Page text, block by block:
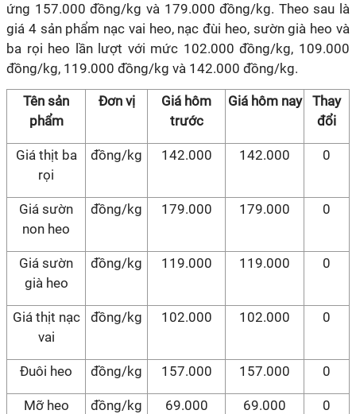
ứng 157.000 đồng/kg và 179.000 đồng/kg. Theo sau là
giá 4 sản phẩm nạc vai heo, nạc đùi heo, sườn già heo và
ba rọi heo lần lượt với mức 102.000 đồng/kg, 109.000
đồng/kg, 119.000 đồng/kg và 142.000 đồng/kg.
Tên sản
phẩm
Đơn vị
Giá hôm
trước
Giá hôm nay
Thay
đổi
Giá thịt ba
rọi
đồng/kg 142.000 142.000 0
Giá sườn
non heo
đồng/kg 179.000 179.000 0
Giá sườn
già heo
đồng/kg 119.000 119.000 0
Giá thịt nạc
vai
đồng/kg 102.000 102.000 0
Đuôi heo đồng/kg 157.000 157.000 0
Mỡ heo đồng/kg 69.000 69.000 0